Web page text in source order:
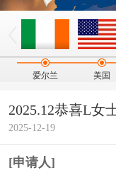
爱尔兰 美国
2025.12恭喜L女
2025-12-19
[申请人]